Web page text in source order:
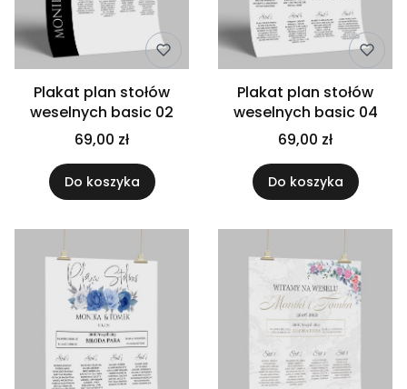
Plakat plan stołów
weselnych basic 02
69,00 zł
Do koszyka
Plakat plan stołów
weselnych basic 04
69,00 zł
Do koszyka